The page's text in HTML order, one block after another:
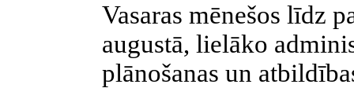
Vasaras mēnešos līdz
augustā, lielāko
plānošanas un